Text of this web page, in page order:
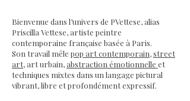
Bienvenue dans l’univers de PVettese, alias
Priscilla Vettese, artiste peintre
contemporaine française basée à Paris.
Son travail mêle pop art contemporain,street
art, art urbain,abstraction émotionnelle et
techniques mixtes dans un langage pictural
vibrant, libre et profondément expressif.